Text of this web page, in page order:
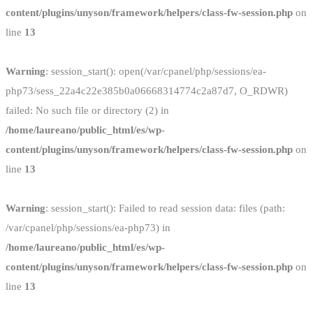
content/plugins/unyson/framework/helpers/class-fw-session.php on
line 13
Warning: session_start(): open(/var/cpanel/php/sessions/ea-
php73/sess_22a4c22e385b0a06668314774c2a87d7, O_RDWR)
failed: No such file or directory (2) in
/home/laureano/public_html/es/wp-
content/plugins/unyson/framework/helpers/class-fw-session.php on
line 13
Warning: session_start(): Failed to read session data: files (path:
/var/cpanel/php/sessions/ea-php73) in
/home/laureano/public_html/es/wp-
content/plugins/unyson/framework/helpers/class-fw-session.php on
line 13